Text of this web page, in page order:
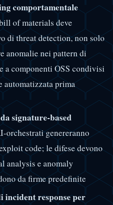
comportamentale
of materials deve
di threat detection, non solo
anomalie nei pattern di
a componenti OSS condivisi
prima
signature-based
orchestrati genereranno
code; le difese devono
analysis e anomaly
da firme predefinite
incident response per